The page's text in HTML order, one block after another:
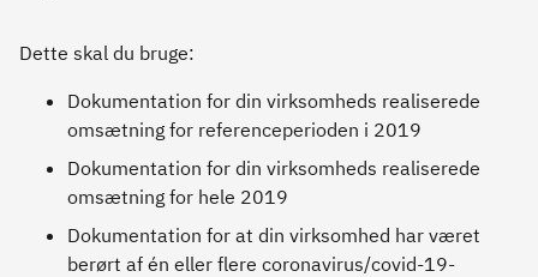
Dette skal du bruge:
Dokumentation for din virksomheds realiserede
omsætning for referenceperioden i 2019
Dokumentation for din virksomheds realiserede
omsætning for hele 2019
Dokumentation for at din virksomhed har været
berørt af én eller flere coronavirus/covid-19-